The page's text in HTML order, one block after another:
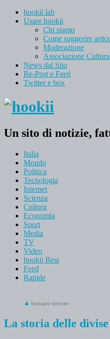
hookii lab
Usare hookii
Chi siamo
Come suggerire
Moderazione
Associazione
News dal Sito
Re-Post e Feed
Twitter e box
Un sito di notizie,
Italia
Mondo
Politica
Tecnologia
Internet
Scienza
Cultura
Economia
Sport
Media
TV
Video
hookii Best
Feed
Rapide
Immagine kenmare
La storia delle divise